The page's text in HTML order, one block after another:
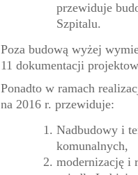
przewiduje
Szpitalu.
Poza budową wyżej
11 dokumentacji
Ponadto w ramach
na 2016 r. przewiduje:
Nadbudowy i
komunalnych,
modernizację i